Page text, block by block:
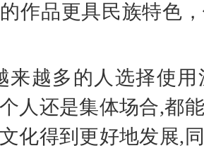
作品更具民族特色
来越多的人选择使
人还是集体场合,都
化得到更好地发展,